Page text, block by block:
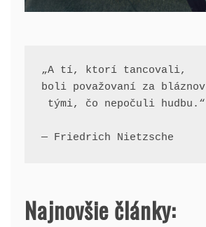
„A tí, ktorí tancovali,
boli považovaní za bláznov
tými, čo nepočuli hudbu.“
— Friedrich Nietzsche
Najnovšie články: